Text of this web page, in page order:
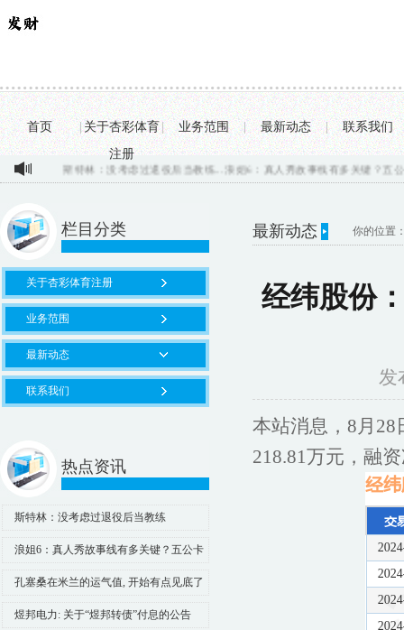
首页 | 关于杏彩体育
注册
| 业务范围 | 最新动态 | 联系我们
斯特林：没考虑过退役后当教练... 浪姐6：真人秀故事线有多关键？五公卡
栏目分类
关于杏彩体育注册
业务范围
最新动态
联系我们
热点资讯
斯特林：没考虑过退役后当教练
浪姐6：真人秀故事线有多关键？五公卡
琳娜给你答案_蒋一侨_吴宣_假发
孔塞桑在米兰的运气值, 开始有点见底了
煜邦电力: 关于“煜邦转债”付息的公告
最新动态 你的位置
经纬股份
发
本站消息，8月28
218.81万元，融